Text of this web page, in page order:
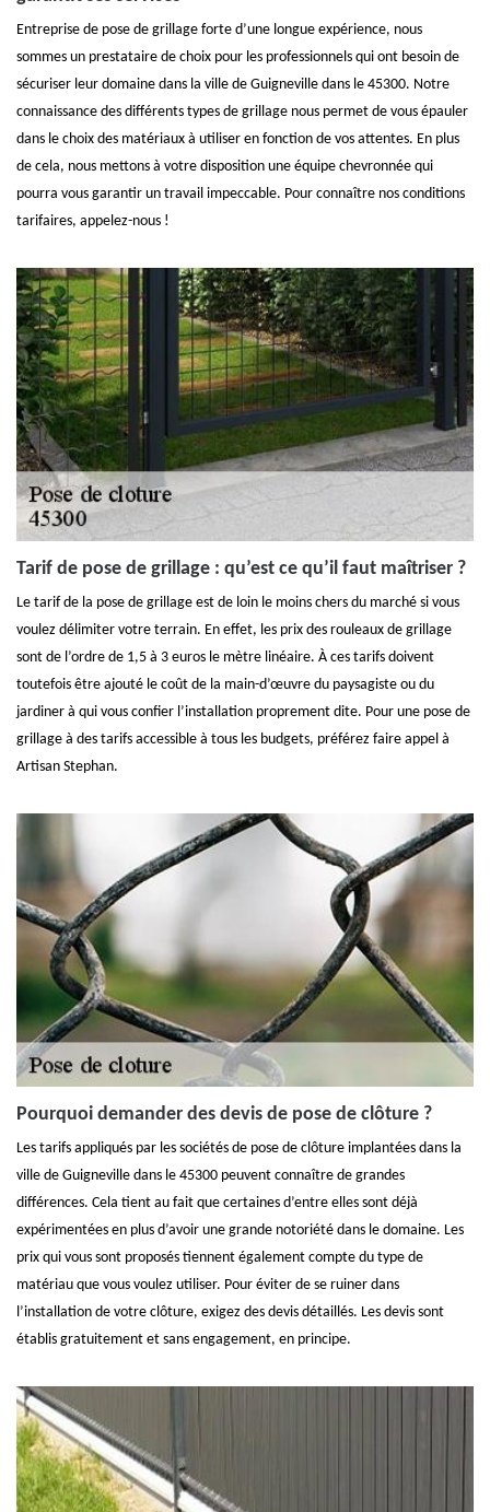
Entreprise de pose de grillage forte d’une longue expérience, nous
sommes un prestataire de choix pour les professionnels qui ont besoin de
sécuriser leur domaine dans la ville de Guigneville dans le 45300. Notre
connaissance des différents types de grillage nous permet de vous épauler
dans le choix des matériaux à utiliser en fonction de vos attentes. En plus
de cela, nous mettons à votre disposition une équipe chevronnée qui
pourra vous garantir un travail impeccable. Pour connaître nos conditions
tarifaires, appelez-nous !
Tarif de pose de grillage : qu’est ce qu’il faut maîtriser ?
Le tarif de la pose de grillage est de loin le moins chers du marché si vous
voulez délimiter votre terrain. En effet, les prix des rouleaux de grillage
sont de l’ordre de 1,5 à 3 euros le mètre linéaire. À ces tarifs doivent
toutefois être ajouté le coût de la main-d’œuvre du paysagiste ou du
jardiner à qui vous confier l’installation proprement dite. Pour une pose de
grillage à des tarifs accessible à tous les budgets, préférez faire appel à
Artisan Stephan.
Pourquoi demander des devis de pose de clôture ?
Les tarifs appliqués par les sociétés de pose de clôture implantées dans la
ville de Guigneville dans le 45300 peuvent connaître de grandes
différences. Cela tient au fait que certaines d’entre elles sont déjà
expérimentées en plus d’avoir une grande notoriété dans le domaine. Les
prix qui vous sont proposés tiennent également compte du type de
matériau que vous voulez utiliser. Pour éviter de se ruiner dans
l’installation de votre clôture, exigez des devis détaillés. Les devis sont
établis gratuitement et sans engagement, en principe.